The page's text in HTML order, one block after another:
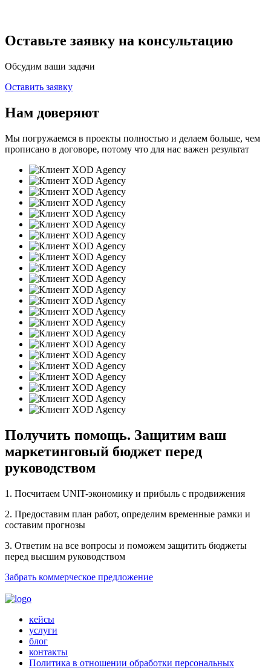
Оставьте заявку на консультацию
Обсудим ваши задачи
Оставить заявку
Нам доверяют
Мы погружаемся в проекты полностью и делаем больше, чем
прописано в договоре, потому что для нас важен результат
Получить помощь. Защитим ваш
маркетинговый бюджет перед
руководством
1. Посчитаем UNIT-экономику и прибыль с продвижения
2. Предоставим план работ, определим временные рамки и
составим прогнозы
3. Ответим на все вопросы и поможем защитить бюджеты
перед высшим руководством
Забрать коммерческое предложение
кейсы
услуги
блог
контакты
Политика в отношении обработки персональных